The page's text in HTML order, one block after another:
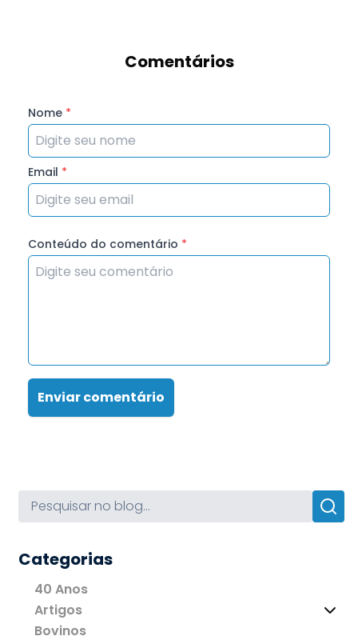
Comentários
Nome *
Email *
Conteúdo do comentário *
Enviar comentário
Categorias
40 Anos
Artigos
Bovinos